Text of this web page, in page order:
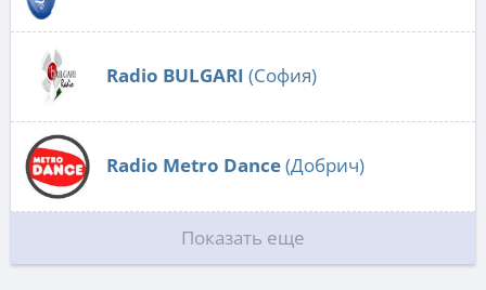
Radio BULGARI (София)
Radio Metro Dance(Добрич)
Показать еще